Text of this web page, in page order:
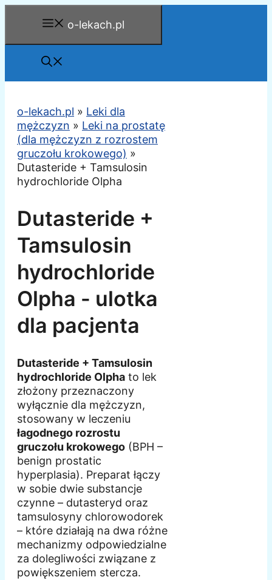
o-lekach.pl
o-lekach.pl » Leki dla
mężczyzn » Leki na prostatę
(dla mężczyzn z rozrostem
gruczołu krokowego) »
Dutasteride + Tamsulosin
hydrochloride Olpha
Dutasteride +
Tamsulosin
hydrochloride
Olpha - ulotka
dla pacjenta
Dutasteride + Tamsulosin
hydrochloride Olpha to lek
złożony przeznaczony
wyłącznie dla mężczyzn,
stosowany w leczeniu
łagodnego rozrostu
gruczołu krokowego (BPH –
benign prostatic
hyperplasia). Preparat łączy
w sobie dwie substancje
czynne – dutasteryd oraz
tamsulosyny chlorowodorek
– które działają na dwa różne
mechanizmy odpowiedzialne
za dolegliwości związane z
powiększeniem stercza.